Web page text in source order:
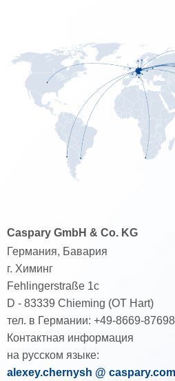
Caspary GmbH & Co. KG
Германия, Бавария
г. Химинг
Fehlingerstraße 1c
D - 83339 Chieming (OT Hart)
тел. в Германии: +49-8669-
Контактная информация
на русском языке:
alexey.chernysh @ caspary.com